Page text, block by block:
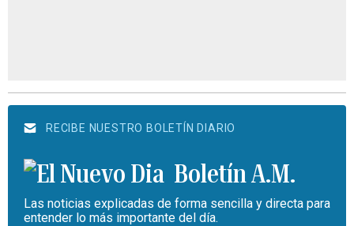
RECIBE NUESTRO BOLETÍN DIARIO
Boletín A.M.
Las noticias explicadas de forma sencilla y directa para
entender lo más importante del día.